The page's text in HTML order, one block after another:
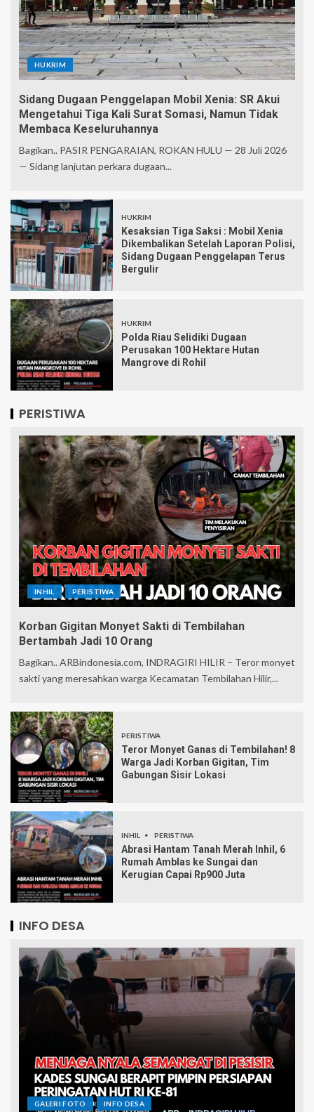
HUKRIM
Sidang Dugaan Penggelapan Mobil Xenia: SR Akui
Mengetahui Tiga Kali Surat Somasi, Namun Tidak
Membaca Keseluruhannya
Bagikan.. PASIR PENGARAIAN, ROKAN HULU — 28 Juli 2026
— Sidang lanjutan perkara dugaan...
HUKRIM
Kesaksian Tiga Saksi : Mobil Xenia
Dikembalikan Setelah Laporan Polisi,
Sidang Dugaan Penggelapan Terus
Bergulir
HUKRIM
Polda Riau Selidiki Dugaan
Perusakan 100 Hektare Hutan
Mangrove di Rohil
PERISTIWA
INHIL PERISTIWA
Korban Gigitan Monyet Sakti di Tembilahan
Bertambah Jadi 10 Orang
Bagikan.. ARBindonesia.com, INDRAGIRI HILIR – Teror monyet
sakti yang meresahkan warga Kecamatan Tembilahan Hilir,...
PERISTIWA
Teror Monyet Ganas di Tembilahan! 8
Warga Jadi Korban Gigitan, Tim
Gabungan Sisir Lokasi
INHIL PERISTIWA
Abrasi Hantam Tanah Merah Inhil, 6
Rumah Amblas ke Sungai dan
Kerugian Capai Rp900 Juta
INFO DESA
GALERI FOTO INFO DESA